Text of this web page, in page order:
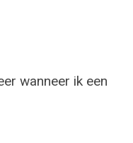
wanneer ik een